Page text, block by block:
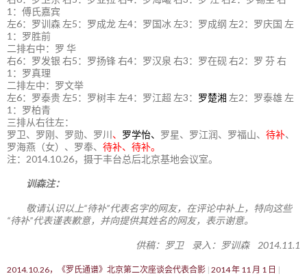
1：傅氏嘉宾
左6：罗训森 左5：罗成龙 左4：罗国冰 左3：罗成纲 左2：罗庆国 左
1：罗胜前
二排右中：罗 华
右6：罗发银 右5：罗扬锋 右4：罗汉泉 右3：罗在砚 右2：罗 芬 右
1：罗真理
二排左中：罗文举
左6：罗泰贵 左5：罗树丰 左4：罗江超 左3： 罗楚湘 左2：罗泰雄 左
1：罗柏青
三排从右往左：
罗卫、罗刚、罗勋、罗川 、 罗学怡、 罗星、罗江润、罗福山、 待补、
罗海燕（女）、罗奉、 待补、待补。
注：2014.10.26，摄于丰台总后北京基地会议室。
训森注：
敬请认识以上“待补”代表名字的网友，在评论中补上，特向这些
“待补”代表谨表歉意，并向提供其姓名的网友，表示谢意。
供稿：罗卫 录入：罗训森 2014.11.1
2014.10.26，《罗氏通谱》北京第二次座谈会代表合影 2014 年 11 月 1 日